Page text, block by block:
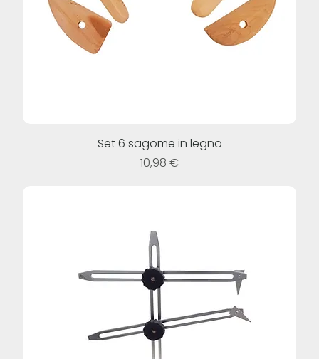
Set 6 sagome in legno
Prezzo
10,98 €